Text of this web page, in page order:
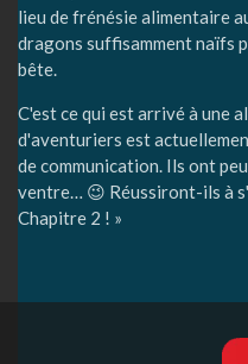
lieu de frénésie alimentaire
dragons suffisamment naïfs
bête.
C'est ce qui est arrivé à une
d'aventuriers est
de communication. Ils ont
ventre… 😉 Réussiront-ils à
Chapitre 2 ! »